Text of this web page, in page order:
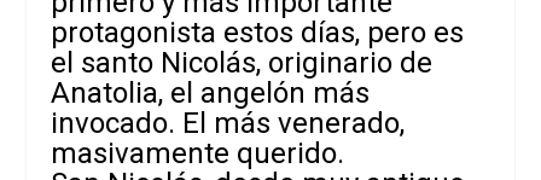
protagonista estos días, pero es
el santo Nicolás, originario de
Anatolia, el angelón más
invocado. El más venerado,
masivamente querido.